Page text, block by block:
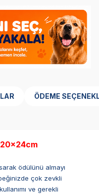
ÖDEME
ödülünü almayı
çok zevkli
ve gerekli